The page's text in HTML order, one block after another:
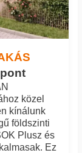
közel
kínálunk
földszinti
Plusz és
Ez